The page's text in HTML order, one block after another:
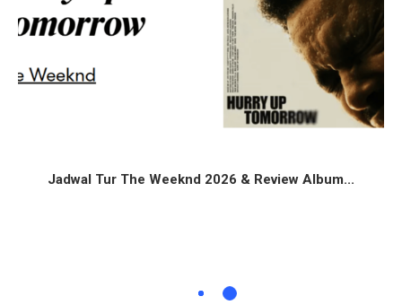
Jadwal Tur The Weeknd 2026 & Review Album...